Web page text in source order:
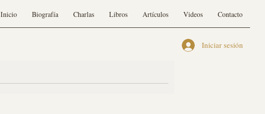
Inicio Biografía Charlas Libros Artículos Videos Contacto
Iniciar sesión